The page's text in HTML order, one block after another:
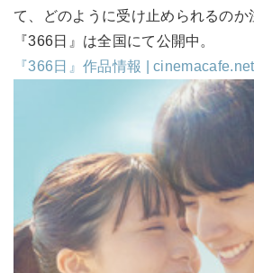
て、どのように受け止められるのか
『366日』は全国にて公開中。
『366日』作品情報 | cinemacafe.net